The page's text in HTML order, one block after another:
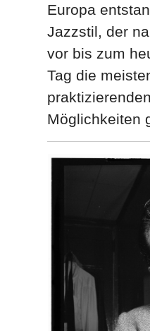
Europa
Jazzstil, der
vor bis zum
Tag die
Möglichkeiten